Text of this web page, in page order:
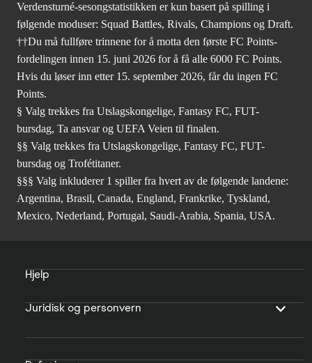
Verdensturné-sesongstatistikken er kun basert på spilling i
følgende moduser: Squad Battles, Rivals, Champions og Draft.
††Du må fullføre trinnene for å motta den første FC Points-
fordelingen innen 15. juni 2026 for å få alle 6000 FC Points.
Hvis du løser inn etter 15. september 2026, får du ingen FC
Points.
§ Valg trekkes fra Utslagskongelige, Fantasy FC, FUT-
bursdag, Ta ansvar og UEFA Veien til finalen.
§§ Valg trekkes fra Utslagskongelige, Fantasy FC, FUT-
bursdag og Trofétitaner.
§§§ Valg inkluderer 1 spiller fra hvert av de følgende landene:
Argentina, Brasil, Canada, England, Frankrike, Tyskland,
Mexico, Nederland, Portugal, Saudi-Arabia, Spania, USA.
Hjelp
Juridisk og personvern